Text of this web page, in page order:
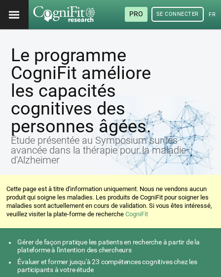
PRO SE CONNECTER
Le programme
CogniFit améliore
les capacités
cognitives des
personnes âgées.
Étude présentée au Symposium sur les
avancée dans la thérapie pour la maladie
d'Alzheimer
Cette page est à titre d'information uniquement. Nous ne vendons aucun
produit qui soigne les maladies. Les produits de CogniFit pour soigner les
maladies sont actuellement en cours de validation. Si vous êtes intéressé,
veuillez visiter la plate-forme de rechercheCogniFit
Gérer de façon pratique les patients en recherche à partir de la
plateforme à l'intention des chercheurs
Évaluer et former jusqu'à 23 compétences cognitives chez les
participants à votre étude